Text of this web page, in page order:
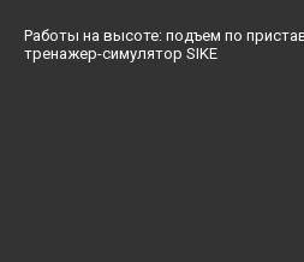
Работы на высоте: подъем по
тренажер-симулятор SIKE